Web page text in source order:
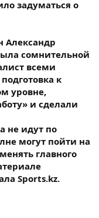
задуматься о
Александр
сомнительной
всеми
к
уровне,
и сделали
не идут по
могут пойти на
главного
Sports.kz.